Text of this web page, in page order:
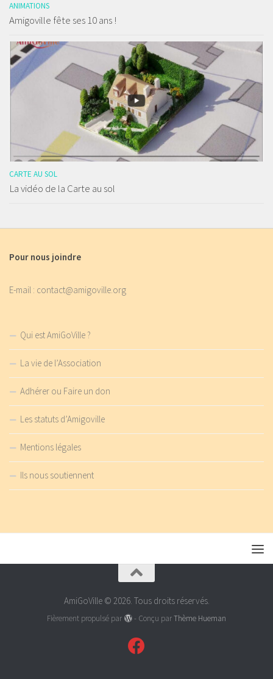
ANIMATIONS
Amigoville fête ses 10 ans !
CARTE AU SOL
La vidéo de la Carte au sol
Pour nous joindre
E-mail : contact@amigoville.org
Qui est AmiGoVille ?
La vie de l’Association
Adhérer ou Faire un don
Les statuts d’Amigoville
Mentions légales
Ils nous soutiennent
AmiGoVille © 2026. Tous droits réservés.
Fièrement propulsé par - Conçu parThème Hueman